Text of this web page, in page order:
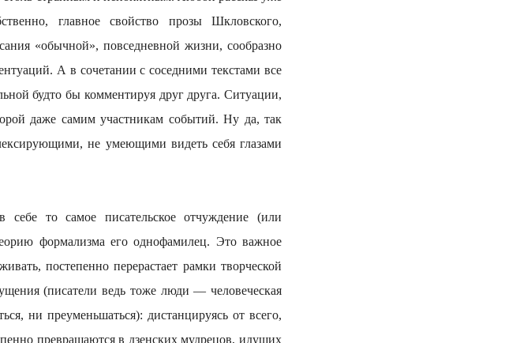
главное свойство прозы Шкловского,
«обычной», повседневной жизни, сообразно
А в сочетании с соседними текстами все
будто бы комментируя друг друга. Ситуации,
даже самим участникам событий. Ну да, так
не умеющими видеть себя глазами
то самое писательское отчуждение (или
формализма его однофамилец. Это важное
постепенно перерастает рамки творческой
(писатели ведь тоже люди — человеческая
ни преуменьшаться): дистанцируясь от всего,
превращаются в дзенских мудрецов, идущих